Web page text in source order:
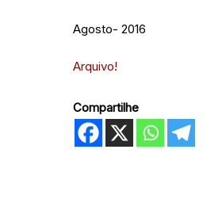
Agosto- 2016
Arquivo!
Compartilhe